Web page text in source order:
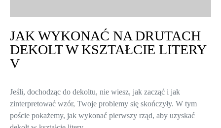
JAK WYKONAĆ NA DRUTACH
DEKOLT W KSZTAŁCIE LITERY
V
Jeśli, dochodząc do dekoltu, nie wiesz, jak zacząć i jak
zinterpretować wzór, Twoje problemy się skończyły. W tym
poście pokażemy, jak wykonać pierwszy rząd, aby uzyskać